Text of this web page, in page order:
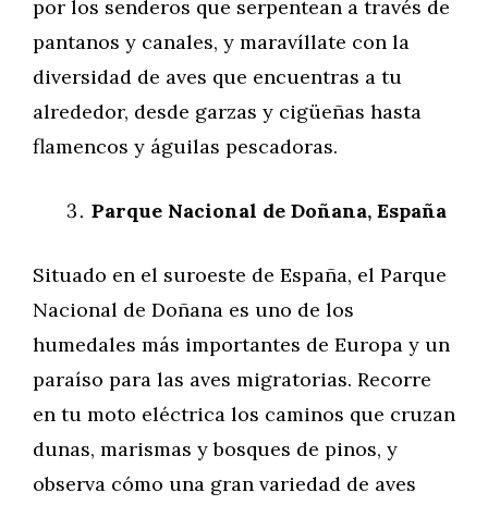
por los senderos que serpentean a través de
pantanos y canales, y maravíllate con la
diversidad de aves que encuentras a tu
alrededor, desde garzas y cigüeñas hasta
flamencos y águilas pescadoras.
Parque Nacional de Doñana, España
Situado en el suroeste de España, el Parque
Nacional de Doñana es uno de los
humedales más importantes de Europa y un
paraíso para las aves migratorias. Recorre
en tu moto eléctrica los caminos que cruzan
dunas, marismas y bosques de pinos, y
observa cómo una gran variedad de aves